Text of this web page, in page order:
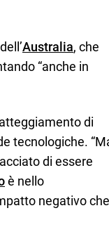
Australia, che
“anche in
di
tecnologiche.
di essere
è nello
negativo che